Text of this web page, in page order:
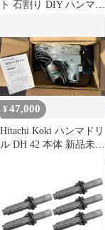
ト 石割り DIY ハンマー
クリート 破砕
¥47,000
Hitachi Koki ハンマドリ
ル DH 42 本体 新品未使